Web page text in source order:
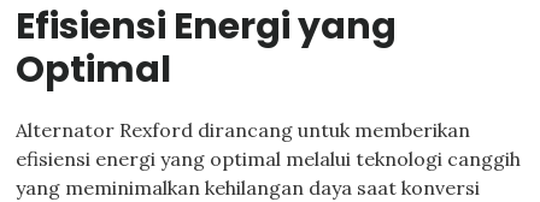
Efisiensi Energi yang
Optimal
Alternator Rexford dirancang untuk memberikan
efisiensi energi yang optimal melalui teknologi canggih
yang meminimalkan kehilangan daya saat konversi